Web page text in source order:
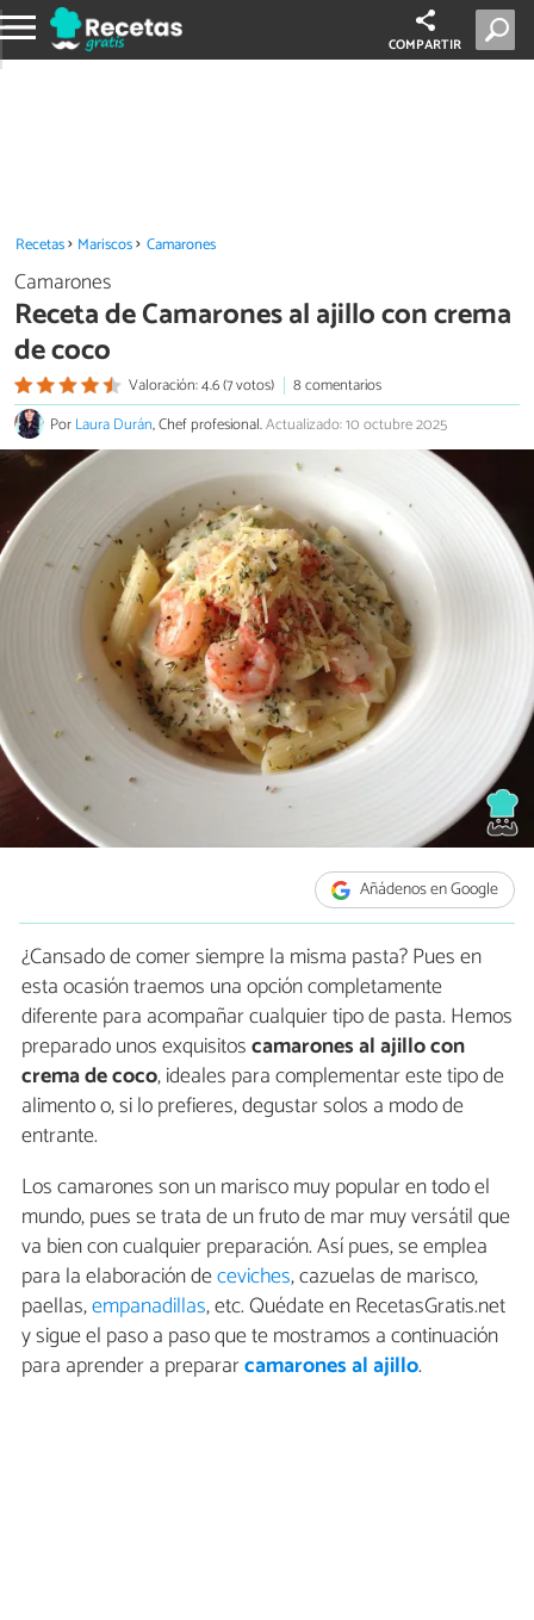
COMPARTIR
Recetas Mariscos Camarones
Camarones
Receta de Camarones al ajillo con crema
de coco
Valoración: 4.6 (7 votos)
8 comentarios
PorLaura Durán, Chef profesional.Actualizado: 10 octubre 2025
Añádenos en Google
¿Cansado de comer siempre la misma pasta? Pues en
esta ocasión traemos una opción completamente
diferente para acompañar cualquier tipo de pasta. Hemos
preparado unos exquisitoscamarones al ajillo con
crema de coco, ideales para complementar este tipo de
alimento o, si lo prefieres, degustar solos a modo de
entrante.
Los camarones son un marisco muy popular en todo el
mundo, pues se trata de un fruto de mar muy versátil que
va bien con cualquier preparación. Así pues, se emplea
para la elaboración deceviches, cazuelas de marisco,
paellas,empanadillas, etc. Quédate en RecetasGratis.net
y sigue el paso a paso que te mostramos a continuación
para aprender a prepararcamarones al ajillo.